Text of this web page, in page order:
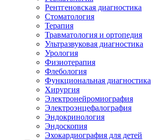
Рентгеновская диагностика
Стоматология
Терапия
Травматология и ортопедия
Ультразвуковая диагностика
Урология
Физиотерапия
Флебология
Функциональная диагностика
Хирургия
Электронейромиография
Электроэнцефалография
Эндокринология
Эндоскопия
Эхокардиография для детей